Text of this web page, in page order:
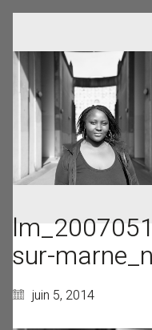
sur-
juin 5, 2014